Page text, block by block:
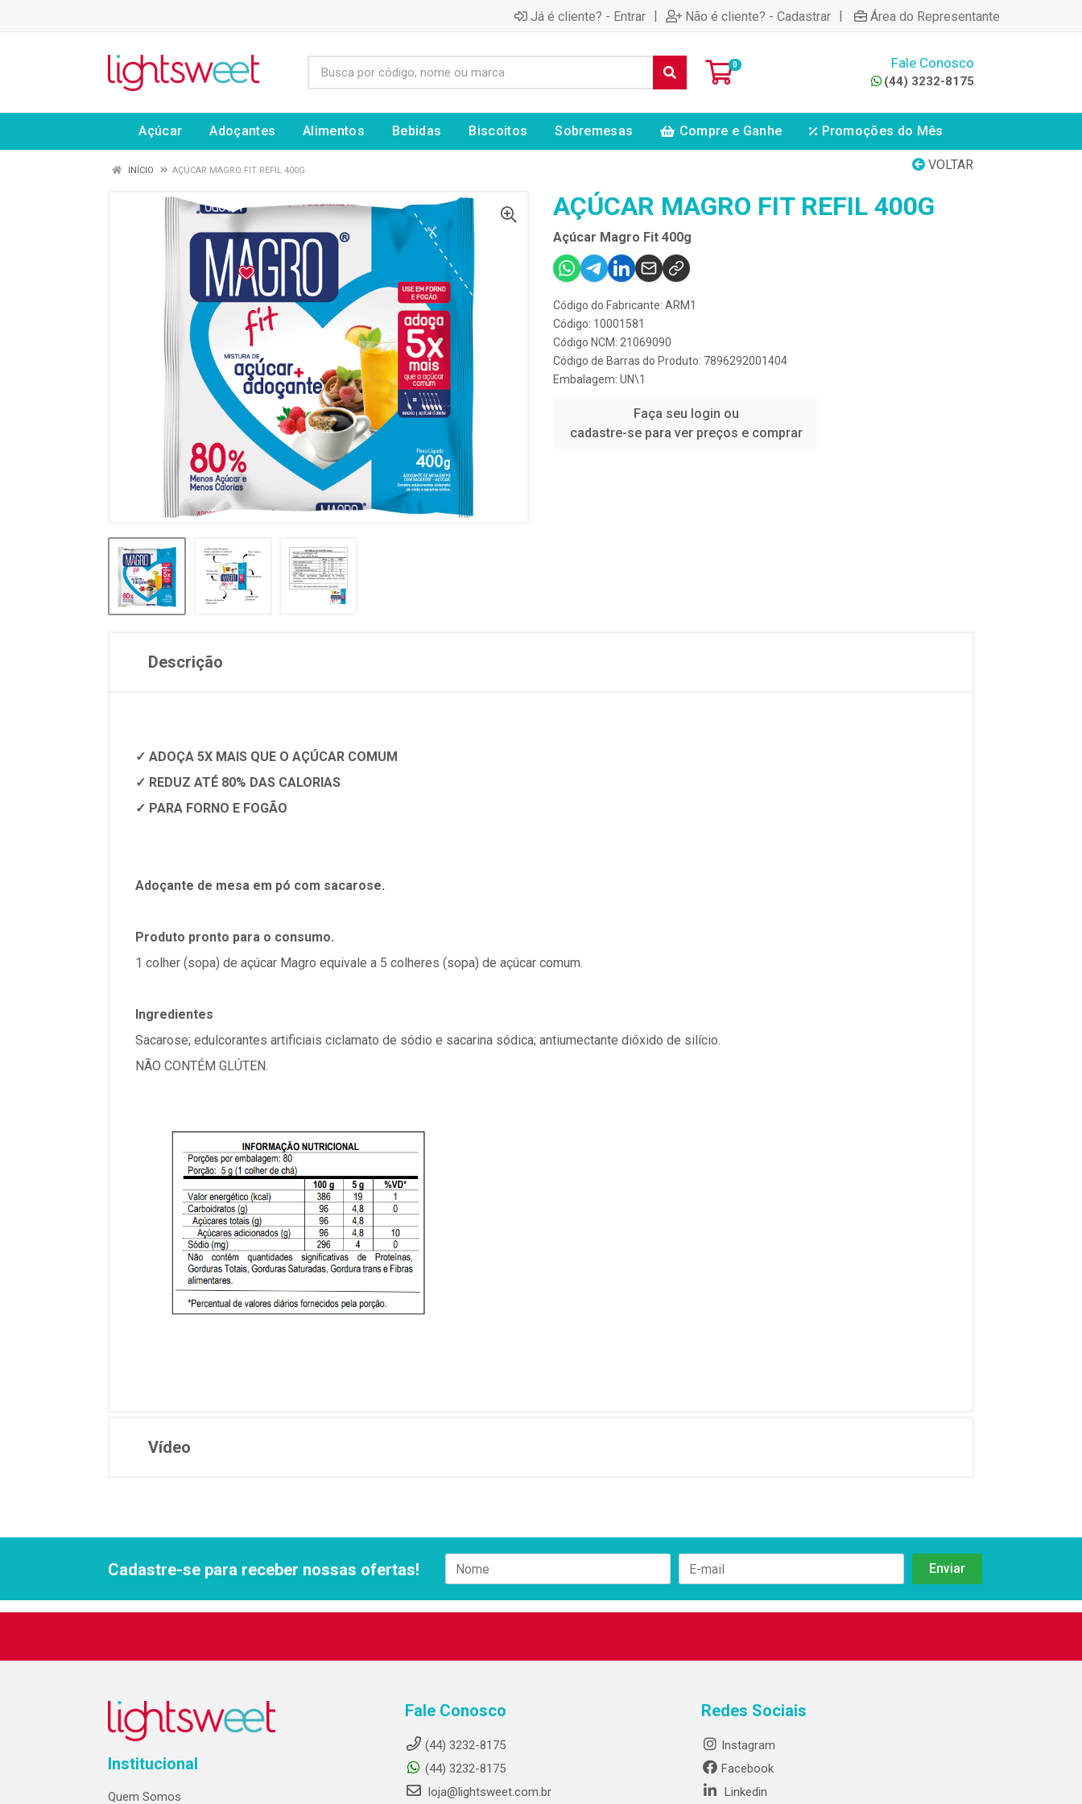
Já é cliente? - Entrar | Não é cliente? - Cadastrar | Área do Representante
0 Fale Conosco
(44) 3232-8175
Açúcar Adoçantes Alimentos Bebidas Biscoitos Sobremesas Compre e Ganhe Promoções do Mês
VOLTAR
INÍCIO AÇÚCAR MAGRO FIT REFIL 400G
AÇÚCAR MAGRO FIT REFIL 400G
Açúcar Magro Fit 400g
Código do Fabricante: ARM1
Código: 10001581
Código NCM: 21069090
Código de Barras do Produto: 7896292001404
Embalagem: UN\1
Faça seu login ou
cadastre-se para ver preços e comprar
Descrição
✓ ADOÇA 5X MAIS QUE O AÇÚCAR COMUM
✓ REDUZ ATÉ 80% DAS CALORIAS
✓ PARA FORNO E FOGÃO
Adoçante de mesa em pó com sacarose.
Produto pronto para o consumo.
1 colher (sopa) de açúcar Magro equivale a 5 colheres (sopa) de açúcar comum.
Ingredientes
Sacarose; edulcorantes artificiais ciclamato de sódio e sacarina sódica; antiumectante dióxido de silício.
NÃO CONTÉM GLÚTEN.
Vídeo
Cadastre-se para receber nossas ofertas!
Institucional
Quem Somos
Fale Conosco
(44) 3232-8175
(44) 3232-8175
loja@lightsweet.com.br
Redes Sociais
Instagram
Facebook
Linkedin